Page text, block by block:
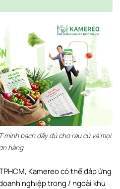
minh bạch đầy đủ cho rau củ và mọi
hàng
Kamereo có thể đáp ứng
nghiệp trong / ngoài khu